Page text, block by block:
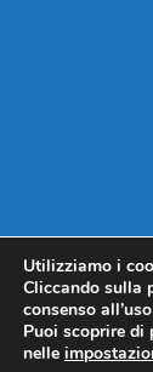
Utilizziamo i
Cliccando sulla
consenso
Puoi scoprire
nelle